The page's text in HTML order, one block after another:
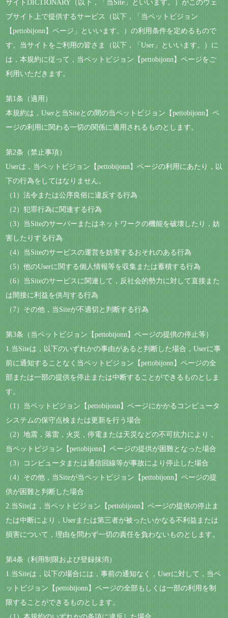
サイトDICTIONARY（以下，「当Site」といいます。）がこのウェ
ブサイト上で提供するサービス（以下，「当ペットビジョン
【pettobijonn】ページ」といいます。）の利用条件を定めるもので
す。当サイトをご利用の皆さま（以下，「User」といいます。）に
は，本規約に従って，当ペットビジョン【pettobijonn】ページをご
利用いただきます。
第1条（適用）
本規約は，Userと当Siteとの間の当ペットビジョン【pettobijonn】ペ
ージの利用に関わる一切の関係に適用されるものとします。
第2条（禁止事項）
Userは，当ペットビジョン【pettobijonn】ページの利用にあたり，以
下の行為をしてはなりません。
（1）法令または公序良俗に違反する行為
（2）犯罪行為に関連する行為
（3）当Siteのサーバーまたはネットワークの機能を破壊したり，妨
害したりする行為
（4）当Siteのサービスの運営を妨害するおそれのある行為
（5）他のUserに関する個人情報等を収集または蓄積する行為
（6）当Siteのサービスに関連して，反社会的勢力に対して直接また
は間接に利益を供与する行為
（7）その他，当Siteが不適切と判断する行為
第3条（当ペットビジョン【pettobijonn】ページの提供の停止等）
1.当Siteは，以下のいずれかの事由があると判断した場合，Userに事
前に通知することなく当ペットビジョン【pettobijonn】ページの全
部または一部の提供を停止または中断することができるものとしま
す。
（1）当ペットビジョン【pettobijonn】ページにかかるコンピュータ
システムの保守点検または更新を行う場合
（2）地震，落雷，火災，停電または天災などの不可抗力により，
当ペットビジョン【pettobijonn】ページの提供が困難となった場合
（3）コンピュータまたは通信回線等が事故により停止した場合
（4）その他，当Siteが当ペットビジョン【pettobijonn】ページの提
供が困難と判断した場合
2.当Siteは，当ペットビジョン【pettobijonn】ページの提供の停止ま
たは中断により，Userまたは第三者が被ったいかなる不利益または
損害について，理由を問わず一切の責任を負わないものとします。
第4条（利用制限および登録抹消）
1.当Siteは，以下の場合には，事前の通知なく，Userに対して，当ペ
ットビジョン【pettobijonn】ページの全部もしくは一部の利用を制
限することができるものとします。